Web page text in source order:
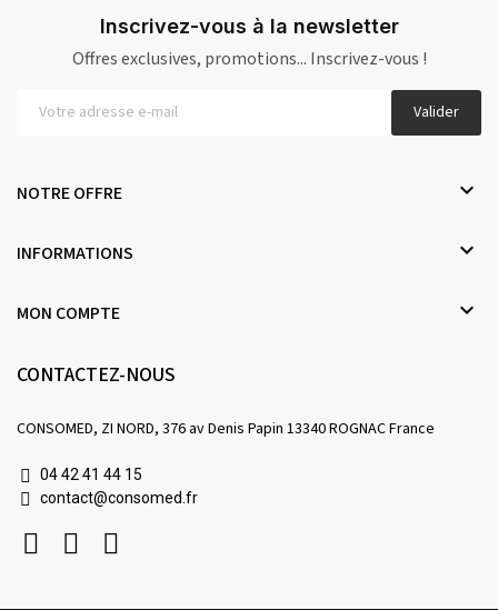
Inscrivez-vous à la newsletter
Offres exclusives, promotions... Inscrivez-vous !
Valider
NOTRE OFFRE 
INFORMATIONS 
MON COMPTE 
CONTACTEZ-NOUS
CONSOMED, ZI NORD, 376 av Denis Papin 13340 ROGNAC France
04 42 41 44 15
contact@consomed.fr